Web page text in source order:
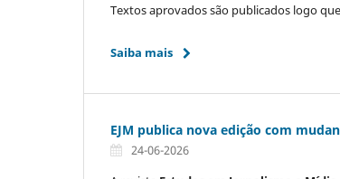
Textos aprovados são publicados logo
Saiba mais
EJM publica nova edição com
24-06-2026